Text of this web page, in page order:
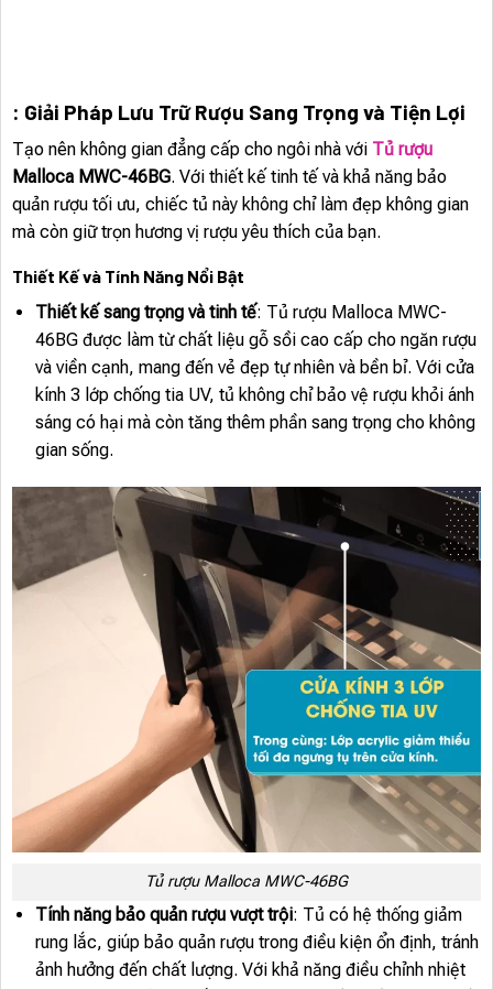
: Giải Pháp Lưu Trữ Rượu Sang Trọng và Tiện Lợi
Tạo nên không gian đẳng cấp cho ngôi nhà với Tủ rượu
Malloca MWC-46BG. Với thiết kế tinh tế và khả năng bảo
quản rượu tối ưu, chiếc tủ này không chỉ làm đẹp không gian
mà còn giữ trọn hương vị rượu yêu thích của bạn.
Thiết Kế và Tính Năng Nổi Bật
Thiết kế sang trọng và tinh tế: Tủ rượu Malloca MWC-
46BG được làm từ chất liệu gỗ sồi cao cấp cho ngăn rượu
và viền cạnh, mang đến vẻ đẹp tự nhiên và bền bỉ. Với cửa
kính 3 lớp chống tia UV, tủ không chỉ bảo vệ rượu khỏi ánh
sáng có hại mà còn tăng thêm phần sang trọng cho không
gian sống.
Tủ rượu Malloca MWC-46BG
Tính năng bảo quản rượu vượt trội: Tủ có hệ thống giảm
rung lắc, giúp bảo quản rượu trong điều kiện ổn định, tránh
ảnh hưởng đến chất lượng. Với khả năng điều chỉnh nhiệt